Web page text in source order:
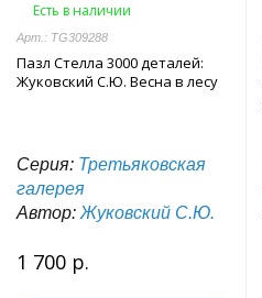
Есть в наличии
Арт.: TG309288
Пазл Стелла 3000 деталей:
Жуковский С.Ю. Весна в лесу
Серия: Третьяковская
галерея
Автор: Жуковский С.Ю.
1 700 р.